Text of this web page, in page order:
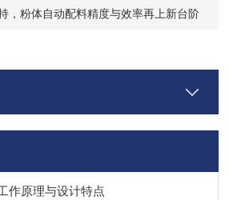
，粉体自动配料精度与效率再上新台阶
作原理与设计特点